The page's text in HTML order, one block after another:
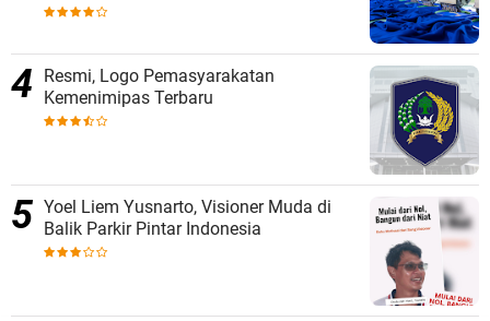
Resmi, Logo Pemasyarakatan
Kemenimipas Terbaru
Yoel Liem Yusnarto, Visioner Muda di
Balik Parkir Pintar Indonesia